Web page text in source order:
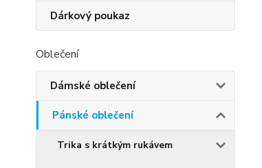
Dárkový poukaz
Oblečení
Dámské oblečení
Pánské oblečení
Trika s krátkým rukávem